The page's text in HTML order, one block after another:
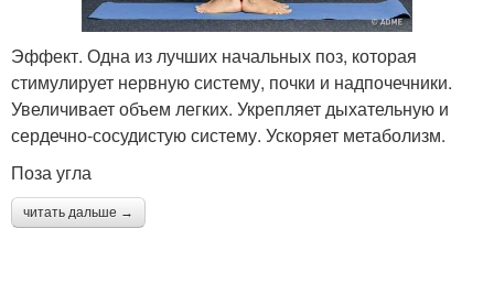
Эффект. Одна из лучших начальных поз, которая
стимулирует нервную систему, почки и надпочечники.
Увеличивает объем легких. Укрепляет дыхательную и
сердечно-сосудистую систему. Ускоряет метаболизм.
Поза угла
читать дальше →